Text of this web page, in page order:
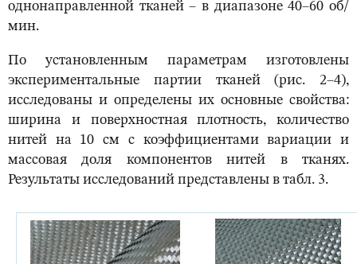
однонаправленной тканей – в диапазоне 40–60 об/
мин.
По установленным параметрам изготовлены
экспериментальные партии тканей (рис. 2–4),
исследованы и определены их основные свойства:
ширина и поверхностная плотность, количество
нитей на 10 см с коэффициентами вариации и
массовая доля компонентов нитей в тканях.
Результаты исследований представлены в табл. 3.